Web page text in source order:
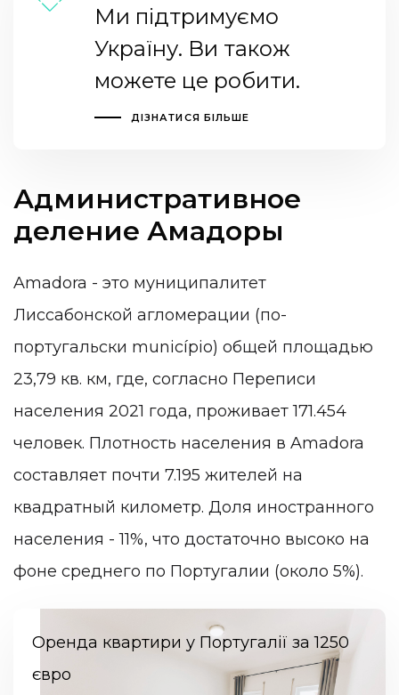
Ми підтримуємо
Україну. Ви також
можете це робити.
ДІЗНАТИСЯ БІЛЬШЕ
Административное
деление Амадоры
Amadora - это муниципалитет
Лиссабонской агломерации (по-
португальски município) общей площадью
23,79 кв. км, где, согласно Переписи
населения 2021 года, проживает 171.454
человек. Плотность населения в Amadora
составляет почти 7.195 жителей на
квадратный километр. Доля иностранного
населения - 11%, что достаточно высоко на
фоне среднего по Португалии (около 5%).
Оренда квартири у Португалії за 1250
євро